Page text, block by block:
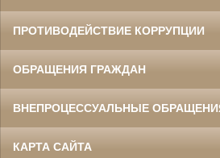
ПРОТИВОДЕЙСТВИЕ КОРРУПЦИИ
ОБРАЩЕНИЯ ГРАЖДАН
ВНЕПРОЦЕССУАЛЬНЫЕ
КАРТА САЙТА